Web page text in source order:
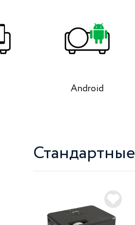
Android
Стандартные